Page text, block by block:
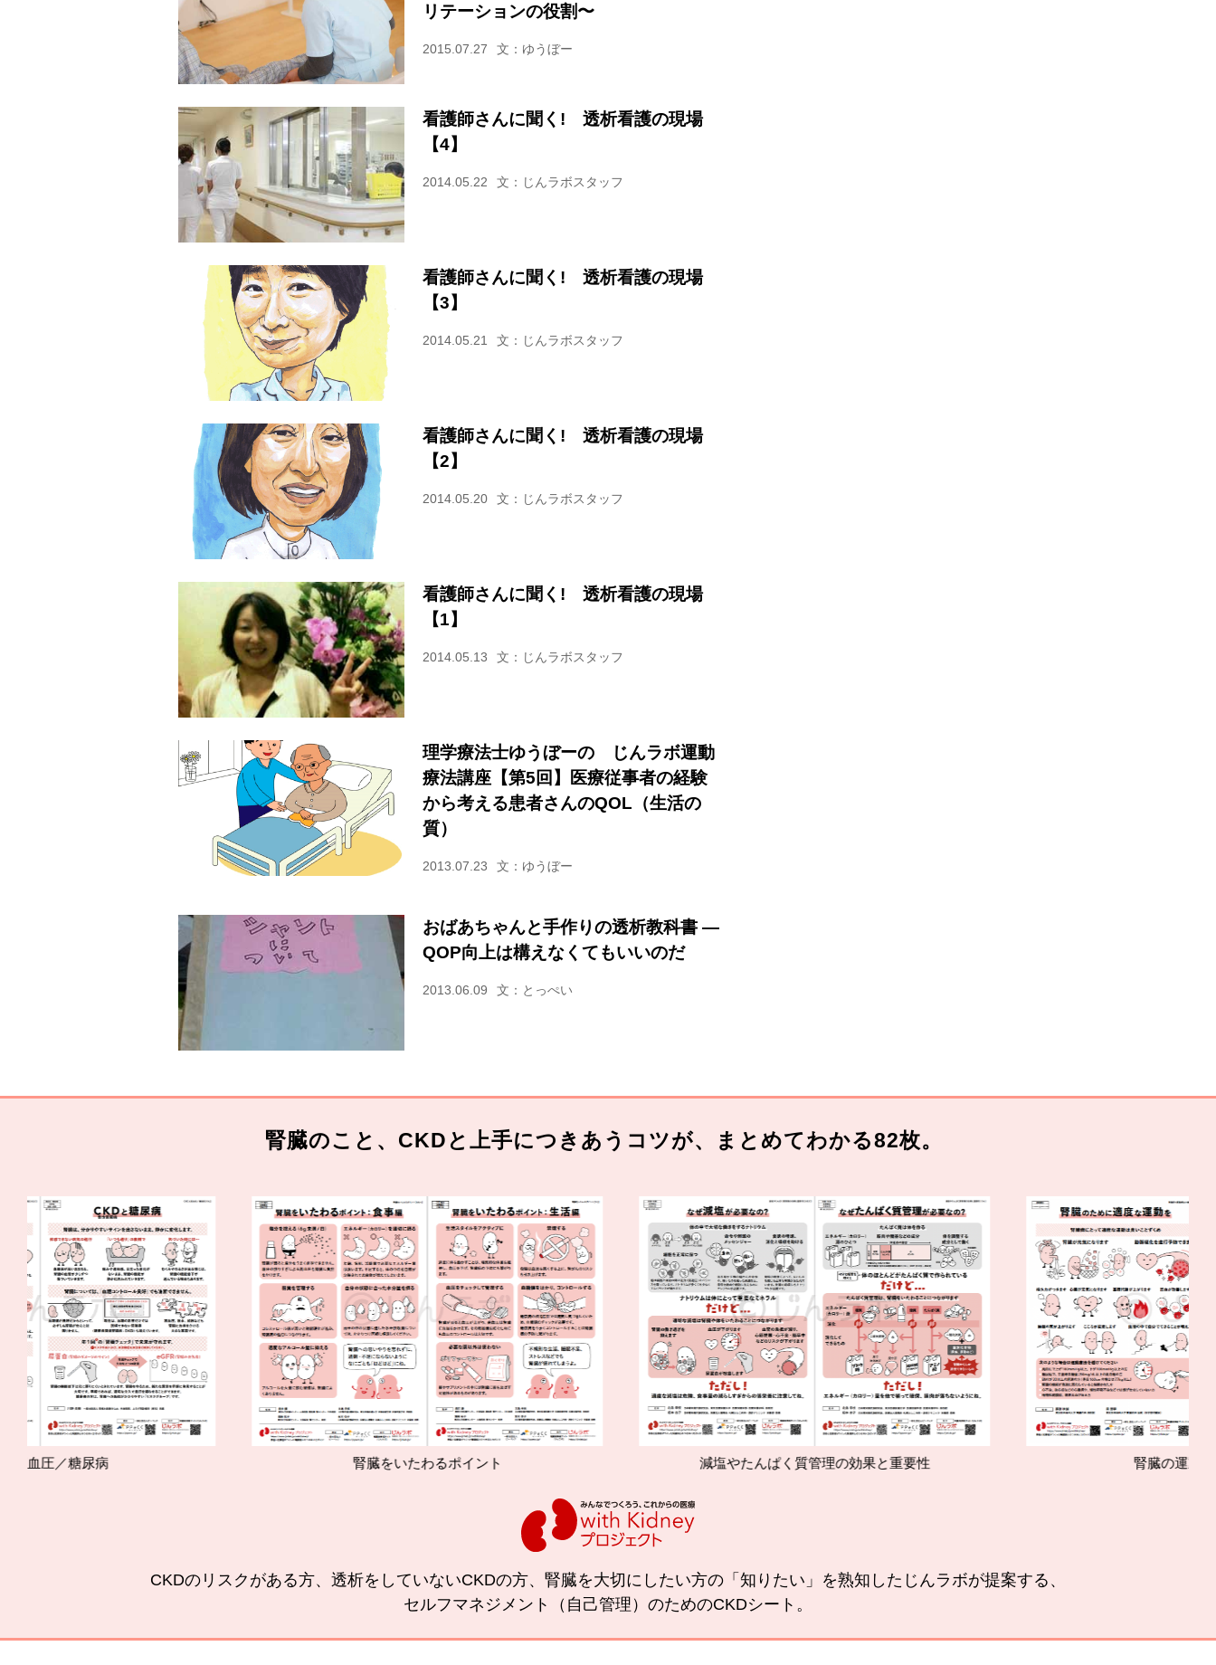
リテーションの役割〜
2015.07.27 文：ゆうぼー
看護師さんに聞く! 透析看護の現場
【4】
2014.05.22 文：じんラボスタッフ
看護師さんに聞く! 透析看護の現場
【3】
2014.05.21 文：じんラボスタッフ
看護師さんに聞く! 透析看護の現場
【2】
2014.05.20 文：じんラボスタッフ
看護師さんに聞く! 透析看護の現場
【1】
2014.05.13 文：じんラボスタッフ
理学療法士ゆうぼーの じんラボ運動
療法講座【第5回】医療従事者の経験
から考える患者さんのQOL（生活の
質）
2013.07.23 文：ゆうぼー
おばあちゃんと手作りの透析教科書 ―
QOP向上は構えなくてもいいのだ
2013.06.09 文：とっぺい
腎臓のこと、CKDと上手につきあうコツが、まとめてわかる82枚。
腎臓をいたわるポイント 減塩やたんぱく質管理の効果と重要性 腎臓の運動療法の基本
CKDのリスクがある方、透析をしていないCKDの方、腎臓を大切にしたい方の「知りたい」を熟知したじんラボが提案する、
セルフマネジメント（自己管理）のためのCKDシート。